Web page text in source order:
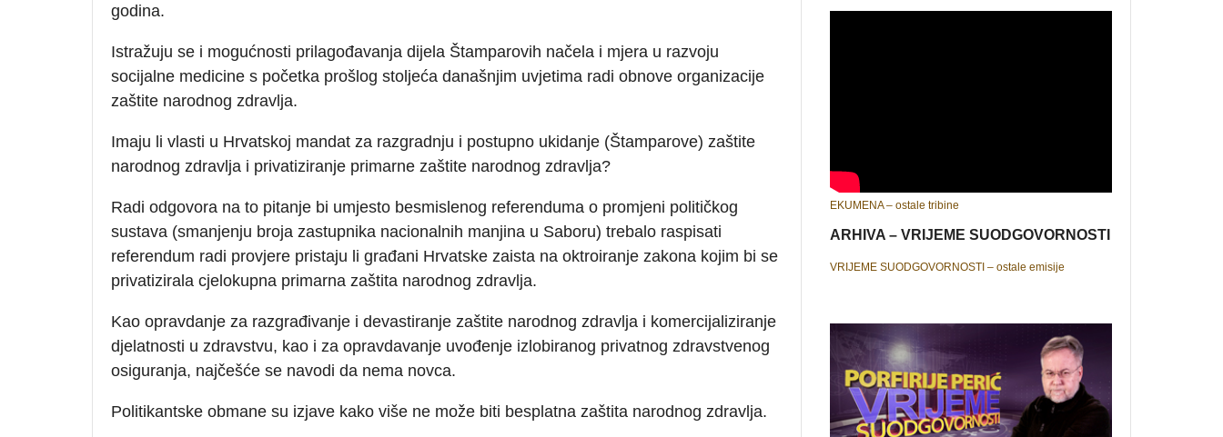
godina.
Istražuju se i mogućnosti prilagođavanja dijela Štamparovih načela i mjera u razvoju
socijalne medicine s početka prošlog stoljeća današnjim uvjetima radi obnove organizacije
zaštite narodnog zdravlja.
Imaju li vlasti u Hrvatskoj mandat za razgradnju i postupno ukidanje (Štamparove) zaštite
narodnog zdravlja i privatiziranje primarne zaštite narodnog zdravlja?
Radi odgovora na to pitanje bi umjesto besmislenog referenduma o promjeni političkog
sustava (smanjenju broja zastupnika nacionalnih manjina u Saboru) trebalo raspisati
referendum radi provjere pristaju li građani Hrvatske zaista na oktroiranje zakona kojim bi se
privatizirala cjelokupna primarna zaštita narodnog zdravlja.
Kao opravdanje za razgrađivanje i devastiranje zaštite narodnog zdravlja i komercijaliziranje
djelatnosti u zdravstvu, kao i za opravdavanje uvođenje izlobiranog privatnog zdravstvenog
osiguranja, najčešće se navodi da nema novca.
Politikantske obmane su izjave kako više ne može biti besplatna zaštita narodnog zdravlja.
EKUMENA – ostale tribine
ARHIVA – VRIJEME SUODGOVORNOSTI
VRIJEME SUODGOVORNOSTI – ostale emisije